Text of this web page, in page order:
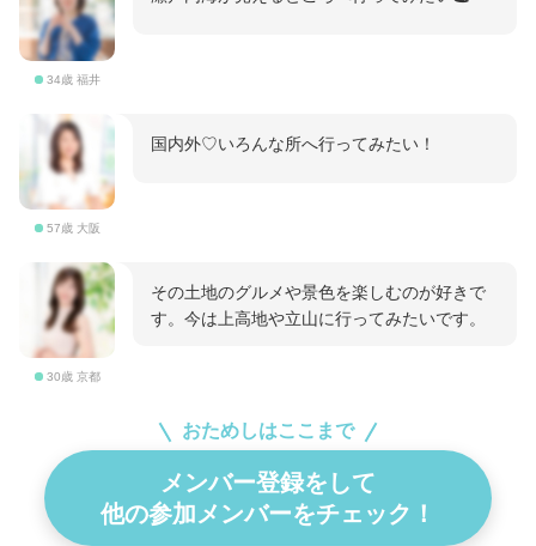
34歳 福井
57歳 大阪
国内外♡いろんな所へ行ってみたい！
30歳 京都
その土地のグルメや景色を楽しむのが好きで
す。今は上高地や立山に行ってみたいです。
おためしはここまで
メンバー登録をして
他の参加メンバーをチェック！